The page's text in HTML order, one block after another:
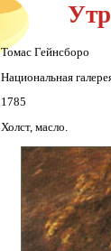
Томас Гейнсборо
Национальная
1785
Холст, масло.